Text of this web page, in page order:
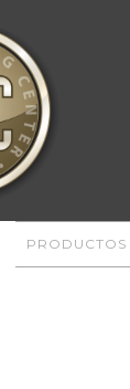
PRODUCTOS